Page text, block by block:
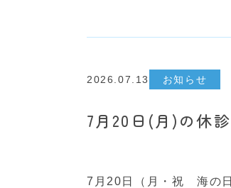
2026.07.13 お知らせ
7月20日(月)の休
7月20日（月・祝 海の日